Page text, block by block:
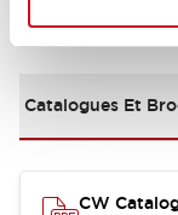
Documents
Catalogues Et
CW